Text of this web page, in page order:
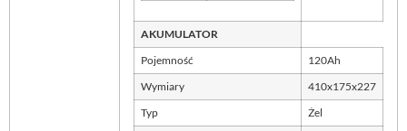
AKUMULATOR
Pojemność 120Ah
Wymiary 410x175x227
Typ Żel